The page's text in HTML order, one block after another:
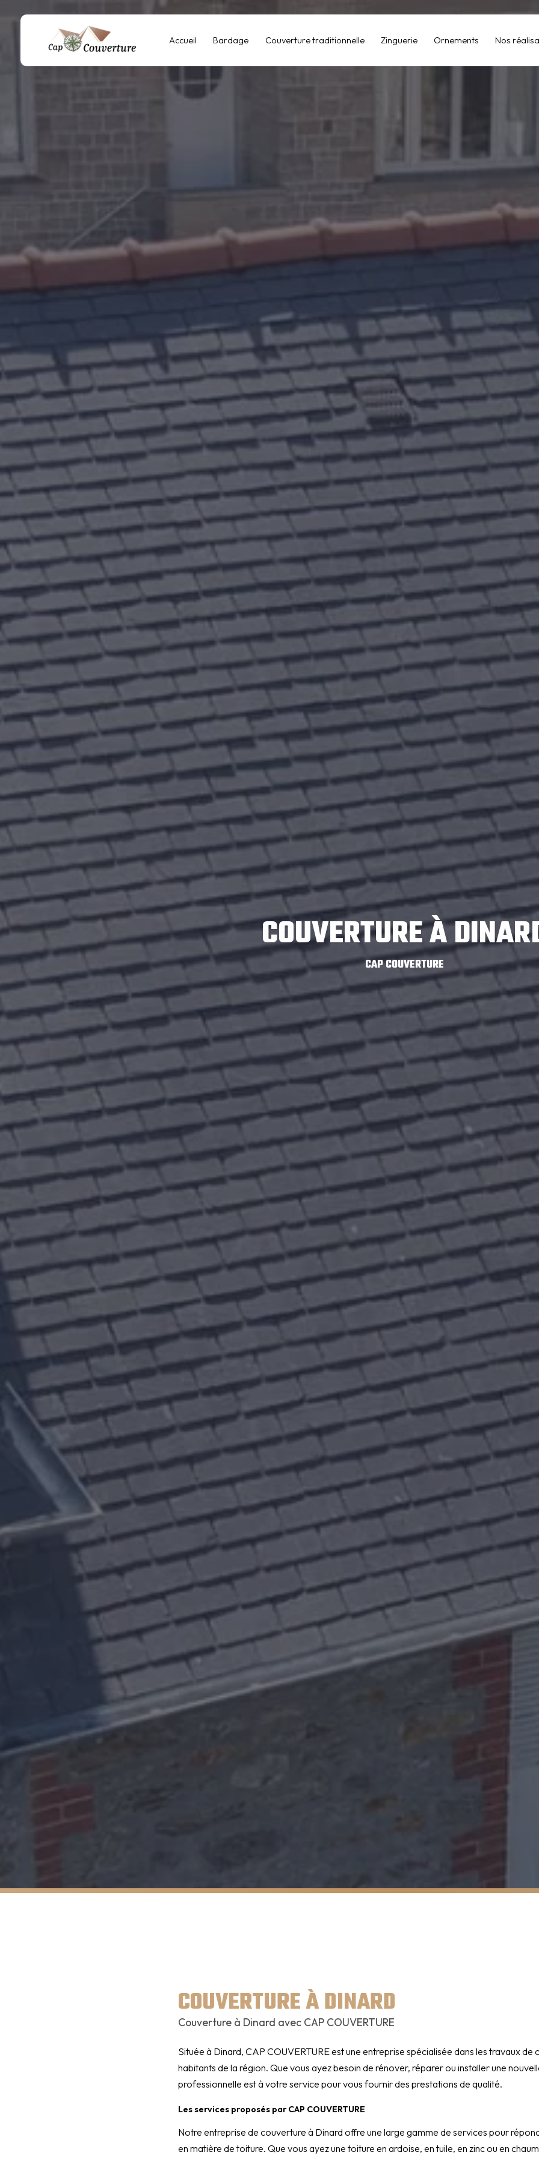
Accueil Bardage Couverture traditionnelle Zinguerie Ornements Nos
COUVERTURE À
CAP COUVERTURE
COUVERTURE À DINARD
Couverture à Dinard avec CAP COUVERTURE
Située à Dinard, CAP COUVERTURE est une entreprise spécialisée dans les travaux de
habitants de la région. Que vous ayez besoin de rénover, réparer ou installer une
professionnelle est à votre service pour vous fournir des prestations de qualité.
Les services proposés par CAP COUVERTURE
Notre entreprise de couverture à Dinard offre une large gamme de services pour
en matière de toiture. Que vous ayez une toiture en ardoise, en tuile, en zinc ou en